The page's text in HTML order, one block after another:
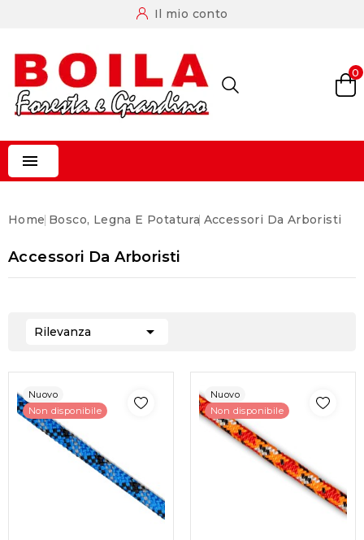
Il mio conto
0

Home Bosco, Legna E Potatura Accessori Da Arboristi
Accessori Da Arboristi
Rilevanza 
Nuovo
Non disponibile
Nuovo
Non disponibile